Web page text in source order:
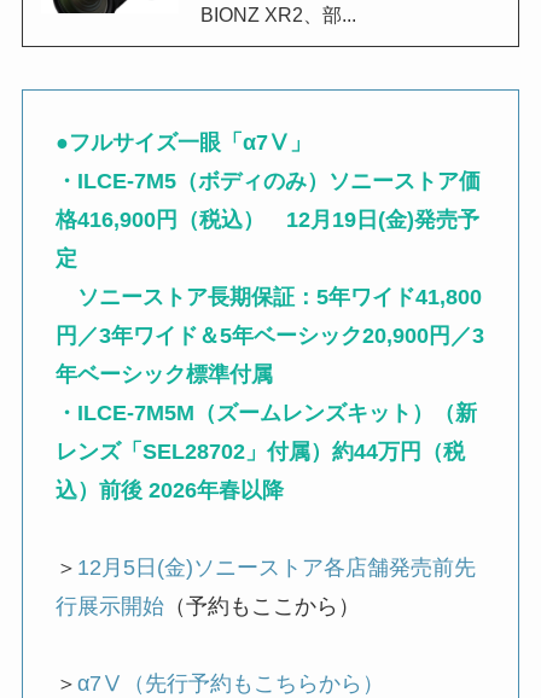
BIONZ XR2、部...
●フルサイズ一眼「α7Ⅴ」
・ILCE-7M5（ボディのみ）ソニーストア価
格416,900円（税込） 12月19日(金)発売予
定
ソニーストア長期保証：5年ワイド41,800
円／3年ワイド＆5年ベーシック20,900円／3
年ベーシック標準付属
・ILCE-7M5M（ズームレンズキット）（新
レンズ「SEL28702」付属）約44万円（税
込）前後 2026年春以降
＞ 12月5日(金)ソニーストア各店舗発売前先
行展示開始（予約もここから）
＞ α7Ⅴ（先行予約もこちらから）